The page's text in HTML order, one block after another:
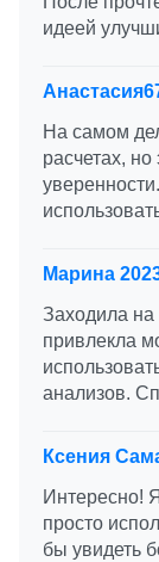
идеей
На самом
расчетах,
Марина
Заходила на
привлекла
анализов.
Ксения
Интересно!
просто
бы увидеть